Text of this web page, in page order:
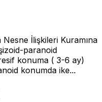
İlişkileri Kuramına
paranoid
konuma ( 3-6 ay)
konumda ike...